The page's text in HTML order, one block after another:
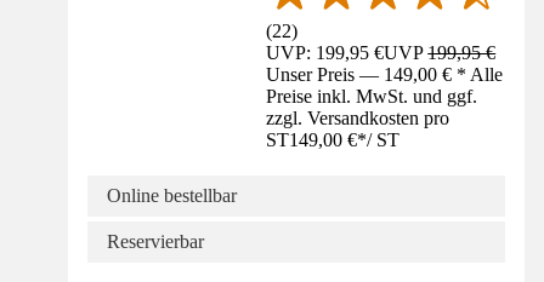
(22)
UVP: 199,95 €UVP199,95 €
Unser Preis — 149,00 € * Alle
Preise inkl. MwSt. und ggf.
zzgl. Versandkosten pro
ST149,00 €*/ ST
Online bestellbar
Reservierbar